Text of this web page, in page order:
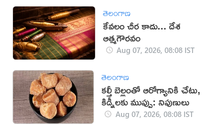
తెలంగాణ
కేవలం చీర కాదు... దేశ
ఆత్మగౌరవం
Aug 07, 2026, 08:08 IST
తెలంగాణ
కల్తీ బెల్లంతో ఆరోగ్యానికి చేటు,
కిడ్నీలకు ముప్పు: నిపుణులు
Aug 07, 2026, 08:08 IST